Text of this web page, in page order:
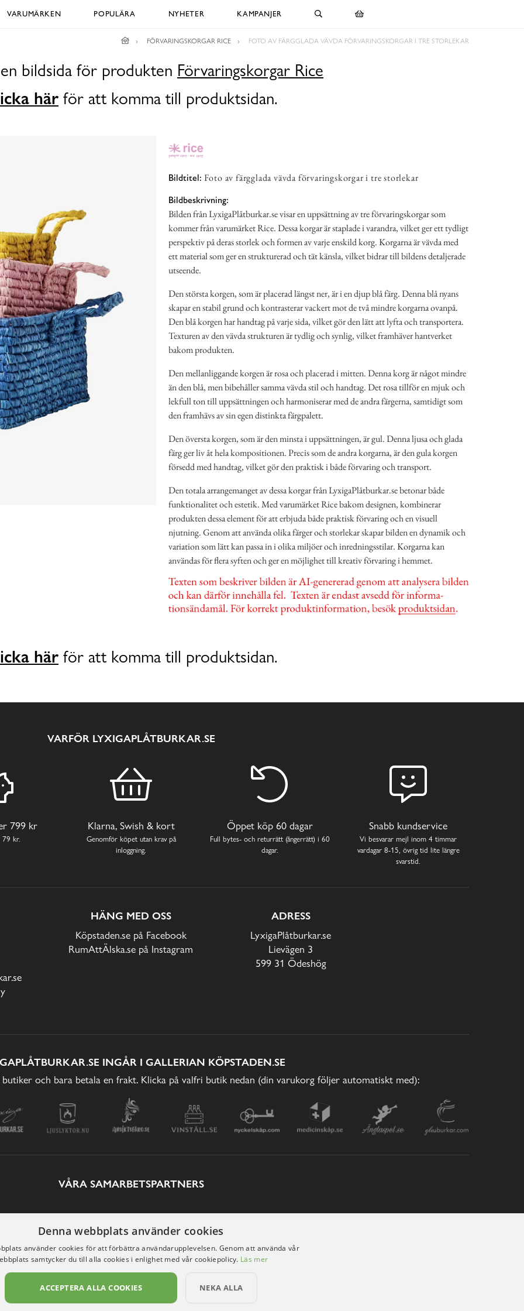
VARUMÄRKEN POPULÄRA NYHETER KAMPANJER
FÖRVARINGSKORGAR RICE FOTO AV FÄRGGLADA VÄVDA FÖRVARINGSKORGAR I TRE STORLEKAR
bildsida för produkten Förvaringskorgar Rice
här för att komma till produktsidan.
Bildtitel: Foto av färgglada vävda förvaringskorgar i tre storlekar
Bildbeskrivning:
Bilden från LyxigaPlåtburkar.se visar en uppsättning av tre förvaringskorgar som
kommer från varumärket Rice. Dessa korgar är staplade i varandra, vilket ger ett tydligt
perspektiv på deras storlek och formen av varje enskild korg. Korgarna är vävda med
ett material som ger en strukturerad och tät känsla, vilket bidrar till bildens detaljerade
utseende.
Den största korgen, som är placerad längst ner, är i en djup blå färg. Denna blå nyans
skapar en stabil grund och kontrasterar vackert mot de två mindre korgarna ovanpå.
Den blå korgen har handtag på varje sida, vilket gör den lätt att lyfta och transportera.
Texturen av den vävda strukturen är tydlig och synlig, vilket framhäver hantverket
bakom produkten.
Den mellanliggande korgen är rosa och placerad i mitten. Denna korg är något mindre
än den blå, men bibehåller samma vävda stil och handtag. Det rosa tillför en mjuk och
lekfull ton till uppsättningen och harmoniserar med de andra färgerna, samtidigt som
den framhävs av sin egen distinkta färgpalett.
Den översta korgen, som är den minsta i uppsättningen, är gul. Denna ljusa och glada
färg ger liv åt hela kompositionen. Precis som de andra korgarna, är den gula korgen
försedd med handtag, vilket gör den praktisk i både förvaring och transport.
Den totala arrangemanget av dessa korgar från LyxigaPlåtburkar.se betonar både
funktionalitet och estetik. Med varumärket Rice bakom designen, kombinerar
produkten dessa element för att erbjuda både praktisk förvaring och en visuell
njutning. Genom att använda olika färger och storlekar skapar bilden en dynamik och
variation som lätt kan passa in i olika miljöer och inredningsstilar. Korgarna kan
användas för flera syften och ger en möjlighet till kreativ förvaring i hemmet.
här för att komma till produktsidan.
VARFÖR LYXIGAPLÅTBURKAR.SE
799 kr
79 kr.
Klarna, Swish & kort
Genomför köpet utan krav på
inloggning.
Öppet köp 60 dagar
Full bytes- och returrätt (ångerrätt) i 60
dagar.
Snabb kundservice
Vi besvarar mejl inom 4 timmar
vardagar 8-15, övrig tid lite längre
svarstid.
HÄNG MED OSS
Köpstaden.se på Facebook
RumAttÄlska.se på Instagram
ADRESS
LyxigaPlåtburkar.se
Lievägen 3
599 31 Ödeshög
INGÅR I GALLERIAN KÖPSTADEN.SE
och bara betala en frakt. Klicka på valfri butik nedan (din varukorg följer automatiskt med):
VÅRA SAMARBETSPARTNERS
Denna webbplats använder cookies
använder cookies för att förbättra användarupplevelsen. Genom att använda vår
samtycker du till alla cookies i enlighet med vår cookiepolicy. Läs mer
ACCEPTERA ALLA COOKIES NEKA ALLA